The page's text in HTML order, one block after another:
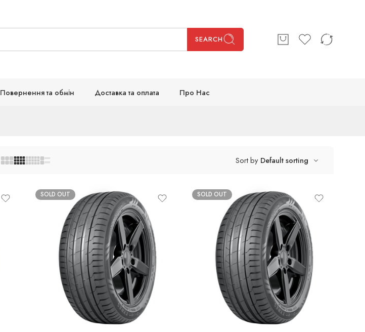
SEARCH
Повернення та обмін Доставка та оплата Про Нас
Sort by Default sorting
SOLD OUT SOLD OUT